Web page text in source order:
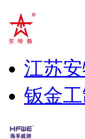
江苏
钣金工